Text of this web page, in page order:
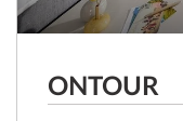
ONTOUR